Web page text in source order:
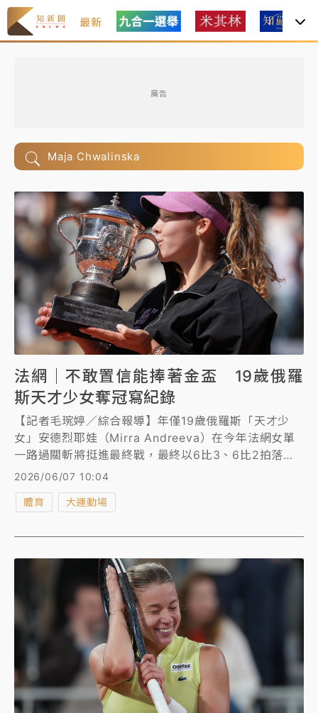
最新
廣告
Maja Chwalinska
法網｜不敢置信能捧著金盃 19歲俄羅
斯天才少女奪冠寫紀錄
【記者毛琬婷／綜合報導】年僅19歲俄羅斯「天才少
女」安德烈耶娃（Mirra Andreeva）在今年法網女單
一路過關斬將挺進最終戰，最終以6比3、6比2拍落從
資格賽出現爭冠的波蘭「黑馬」赫瓦林斯卡（Maja
錄。
2026/06/07 10:04
體育 大運動場